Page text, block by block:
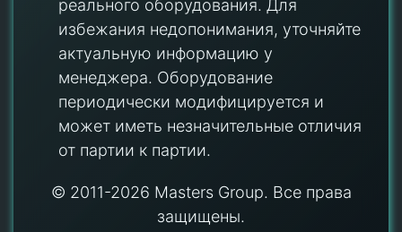
реального оборудования. Для
избежания недопонимания, уточняйте
актуальную информацию у
менеджера. Оборудование
периодически модифицируется и
может иметь незначительные отличия
от партии к партии.
© 2011-2026 Masters Group. Все права
защищены.